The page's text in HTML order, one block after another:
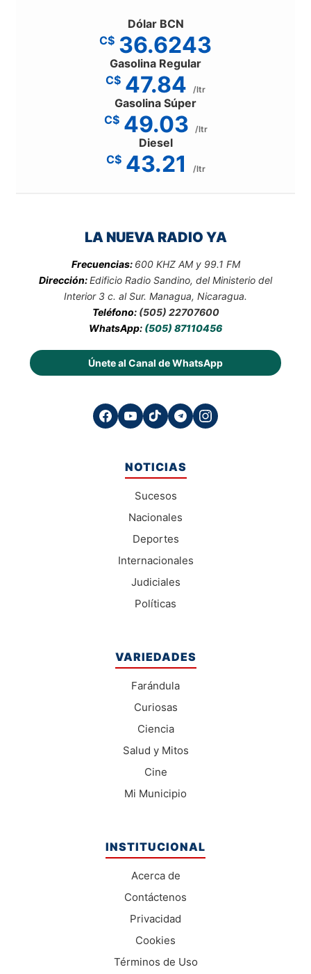
Dólar BCN
C$ 36.6243
Gasolina Regular
C$ 47.84 /ltr
Gasolina Súper
C$ 49.03 /ltr
Diesel
C$ 43.21 /ltr
LA NUEVA RADIO YA
Frecuencias: 600 KHZ AM y 99.1 FM
Dirección:Edificio Radio Sandino, del Ministerio del
Interior 3 c. al Sur. Managua, Nicaragua.
Teléfono: (505) 22707600
WhatsApp: (505) 87110456
Únete al Canal de WhatsApp
NOTICIAS
Sucesos
Nacionales
Deportes
Internacionales
Judiciales
Políticas
VARIEDADES
Farándula
Curiosas
Ciencia
Salud y Mitos
Cine
Mi Municipio
INSTITUCIONAL
Acerca de
Contáctenos
Privacidad
Cookies
Términos de Uso